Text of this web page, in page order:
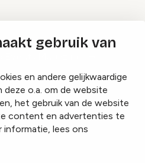
gebruik van
en andere gelijkwaardige
deze o.a. om de website
het gebruik van de website
content en advertenties te
informatie, lees ons
Magazine